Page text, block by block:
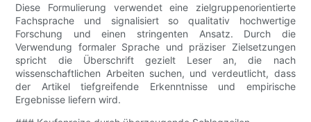
Diese Formulierung verwendet eine zielgruppenorientierte
Fachsprache und signalisiert so qualitativ hochwertige
Forschung und einen stringenten Ansatz. Durch die
Verwendung formaler Sprache und präziser Zielsetzungen
spricht die Überschrift gezielt Leser an, die nach
wissenschaftlichen Arbeiten suchen, und verdeutlicht, dass
der Artikel tiefgreifende Erkenntnisse und empirische
Ergebnisse liefern wird.